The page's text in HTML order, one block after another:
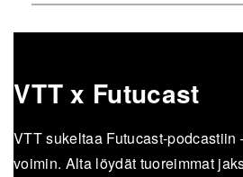
VTT x Futucast
VTT sukeltaa Futucast-podcastiin
voimin. Alta löydät tuoreimmat